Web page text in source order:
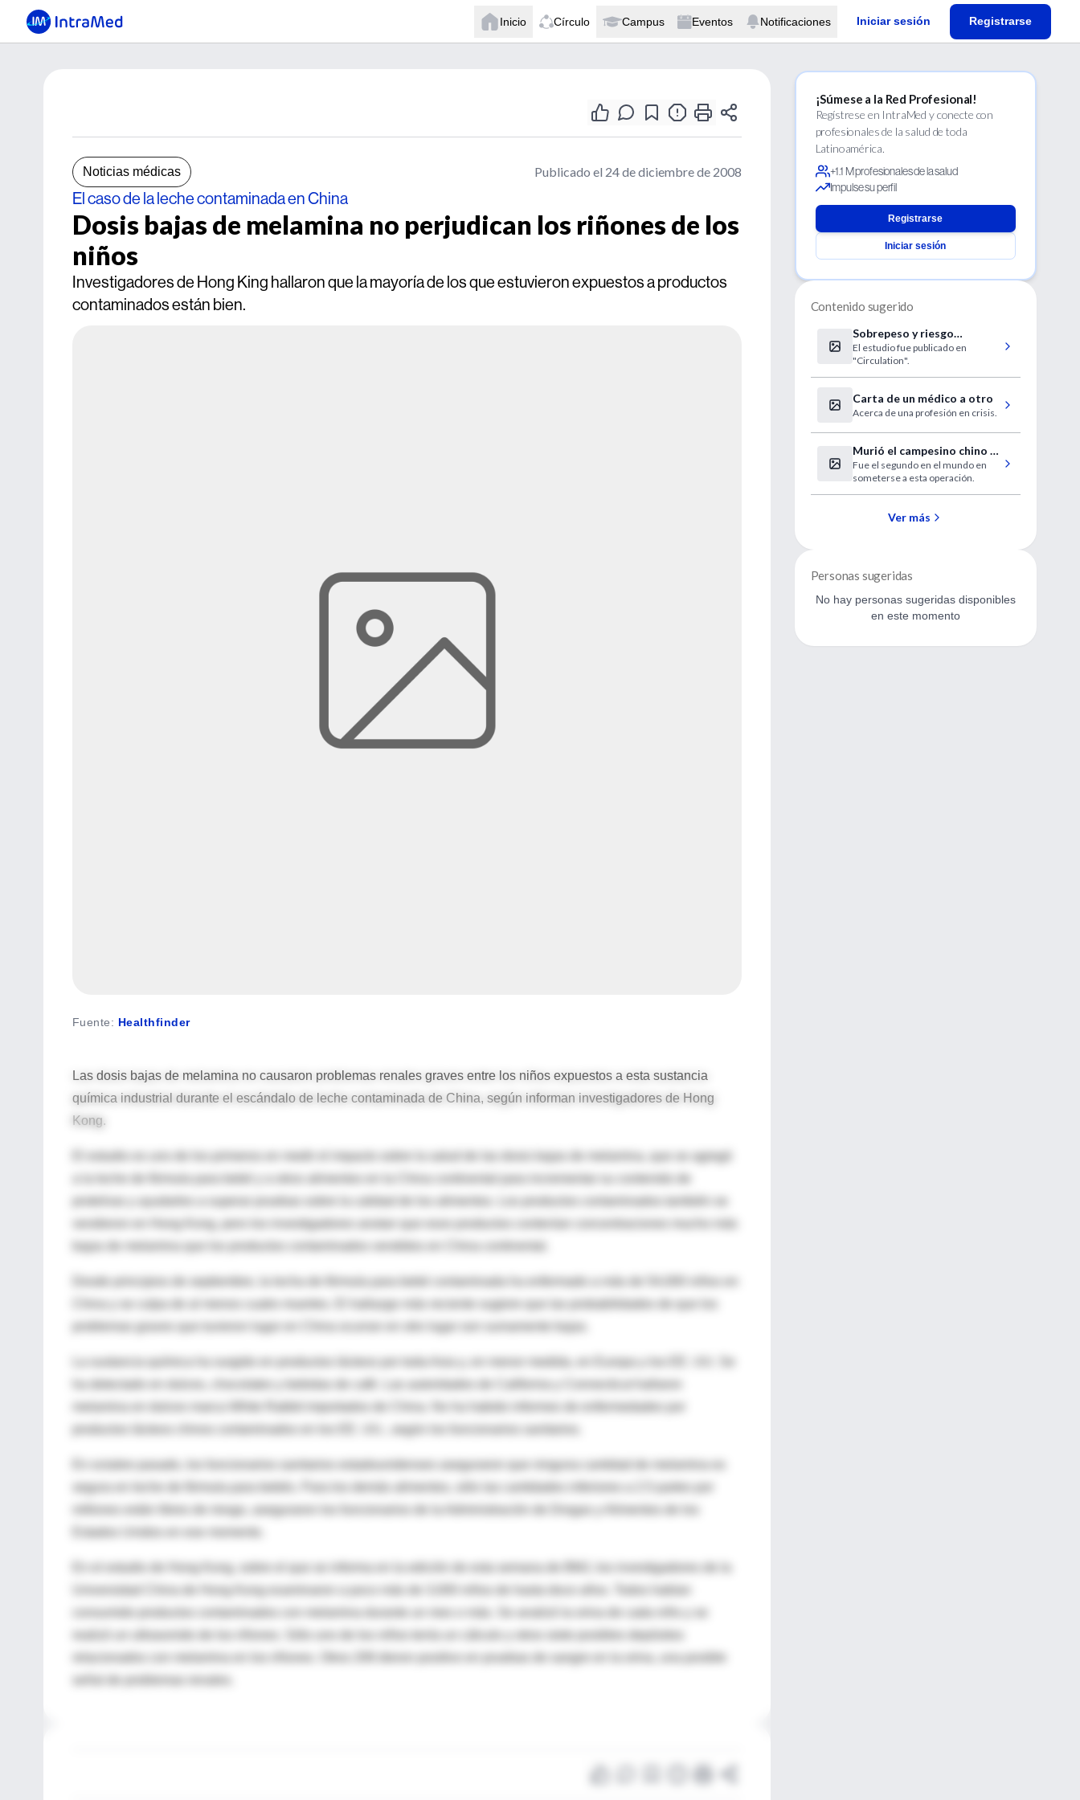
Inicio Círculo Campus Eventos Notificaciones Iniciar sesión Registrarse
Noticias médicas Publicado el 24 de diciembre de 2008
El caso de la leche contaminada en China
Dosis bajas de melamina no perjudican los riñones de los
niños
Investigadores de Hong King hallaron que la mayoría de los que estuvieron expuestos a productos
contaminados están bien.
Fuente: Healthfinder
Las dosis bajas de melamina no causaron problemas renales graves entre los niños expuestos a esta sustancia
química industrial durante el escándalo de leche contaminada de China, según informan investigadores de Hong
Kong.
El estudio es uno de los primeros en medir el impacto sobre la salud de las dosis bajas de melamina, que se agregó
proteínas y ayudarles a superar pruebas sobre la calidad de los alimentos. Los productos contaminados también se
vendieron en Hong Kong, pero los investigadores anotan que esos productos contenían concentraciones mucho más
China y se culpa de al menos cuatro muertes. El hallazgo más reciente sugiere que las probabilidades de que los
problemas graves que tuvieron lugar en China ocurran en otro lugar son sumamente bajas.
La sustancia química ha surgido en productos lácteos por toda Asia y, en menor medida, en Europa y los EE. UU. Se
melamina en dulces marca White Rabbit importados de China. No ha habido informes de enfermedades por
productos lácteos chinos contaminados en los EE. UU., según los funcionarios sanitarios.
En octubre pasado, los funcionarios sanitarios estadounidenses aseguraron que ninguna cantidad de melamina es
segura en leche de fórmula para bebés. Para los demás alimentos, sólo las cantidades inferiores a 2.5 partes por
millones están libres de riesgo, aseguraron los funcionarios de la Administración de Drogas y Alimentos de los
En el estudio de Hong Kong, sobre el que se informa en la edición de esta semana de BMJ, los investigadores de la
relacionados con melamina en los riñones. Otros 208 dieron positivo en pruebas de sangre en la orina, una posible
¡Súmese a la Red Profesional!
Regístrese en IntraMed y conecte con
profesionales de la salud de toda
Latinoamérica.
+1.1 M profesionales de la salud
Impulse su perfil
Registrarse
Iniciar sesión
Contenido sugerido
Sobrepeso y riesgo
cardíaco
El estudio fue publicado en
"Circulation".
Carta de un médico a otro
Acerca de una profesión en crisis.
Murió el campesino chino al
que le realizaron un
trasplante de cara
Fue el segundo en el mundo en
someterse a esta operación.
Ver más
Personas sugeridas
No hay personas sugeridas disponibles
en este momento